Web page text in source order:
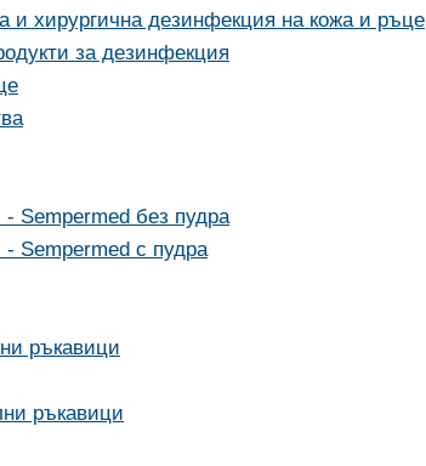
и хирургична дезинфекция на кожа и ръце
за дезинфекция
Sempermed без пудра
Sempermed с пудра
ръкавици
ръкавици